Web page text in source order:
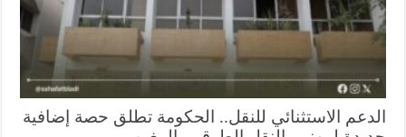
الاستثنائي للنقل.. الحكومة تطلق حصة إضافية